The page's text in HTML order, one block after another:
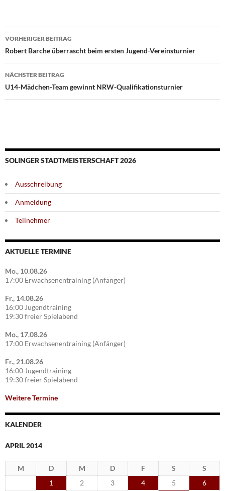
Beitragsnavigation
VORHERIGER BEITRAG
Robert Barche überrascht beim ersten Jugend-Vereinsturnier
NÄCHSTER BEITRAG
U14-Mädchen-Team gewinnt NRW-Qualifikationsturnier
SOLINGER STADTMEISTERSCHAFT 2026
Ausschreibung
Anmeldung
Teilnehmer
AKTUELLE TERMINE
Mo., 10.08.26
17:00 Erwachsenentraining (Anfänger)
Fr., 14.08.26
16:00 Jugendtraining
19:30 freier Spielabend
Mo., 17.08.26
17:00 Erwachsenentraining (Anfänger)
Fr., 21.08.26
16:00 Jugendtraining
19:30 freier Spielabend
Weitere Termine
KALENDER
APRIL 2014
M D M D F S
S
1
2 3 4 5 6